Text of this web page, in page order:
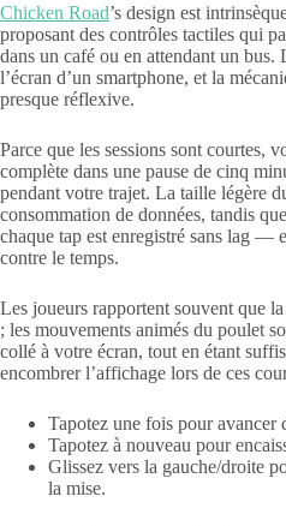
Chicken Road’s design est
proposant des contrôles tactiles qui
dans un café ou en attendant un
l’écran d’un smartphone, et la
presque réflexive.
Parce que les sessions sont courtes,
complète dans une pause de cinq
pendant votre trajet. La taille légère
consommation de données, tandis
chaque tap est enregistré sans lag —
contre le temps.
Les joueurs rapportent souvent que
; les mouvements animés du poulet
collé à votre écran, tout en étant
encombrer l’affichage lors de ces
Tapotez une fois pour avancer
Tapotez à nouveau pour
Glissez vers la gauche/droite
la mise.